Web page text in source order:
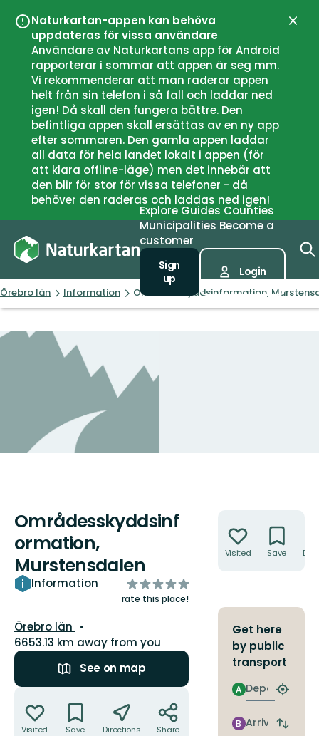
Naturkartan-appen kan behöva
uppdateras för vissa användare
Användare av Naturkartans app för Android
rapporterar i sommar att appen är seg mm.
Vi rekommenderar att man raderar appen
helt från sin telefon i så fall och laddar ned
igen! Då skall den fungera bättre. Den
befintliga appen skall ersättas av en ny app
efter sommaren. Den gamla appen laddar
all data för hela landet lokalt i appen (för
att klara offline-läge) men det innebär att
den blir för stor för vissa telefoner - då
behöver den raderas och laddas ned igen!
Close
Explore Guides Counties
Municipalities Become a
customer
Sign
up
Login
Örebro län Information Områdesskyddsinformation,
Områdesskyddsinf
ormation,
Murstensdalen
Information
of
5
rate this place!
County:
Örebro län
6653.13 km away from you
See on map
Visited Save Directions Share
Visited Save
Get here
by public
transport
Departure
A
Find
stop
Arrival
B
Switch